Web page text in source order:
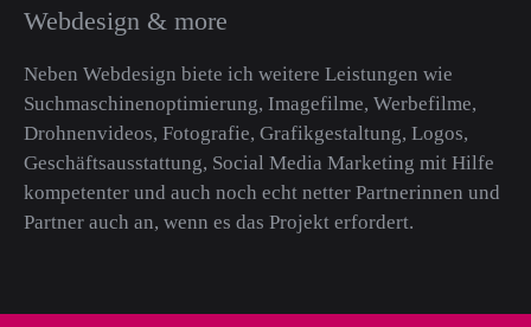
Webdesign & more
Neben Webdesign biete ich weitere Leistungen wie
Suchmaschinenoptimierung, Imagefilme, Werbefilme,
Drohnenvideos, Fotografie, Grafikgestaltung, Logos,
Geschäftsausstattung, Social Media Marketing mit Hilfe
kompetenter und auch noch echt netter Partnerinnen und
Partner auch an, wenn es das Projekt erfordert.